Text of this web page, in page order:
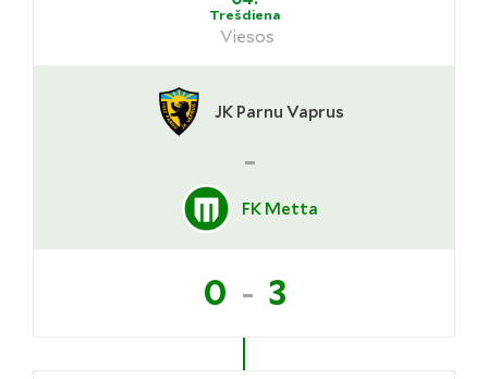
Trešdiena
Viesos
JK Parnu Vaprus
-
FK Metta
0 - 3